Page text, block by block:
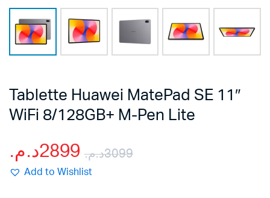
Tablette Huawei MatePad SE 11″
WiFi 8/128GB+ M-Pen Lite
3099د.م. 2899د.م.
Add to Wishlist